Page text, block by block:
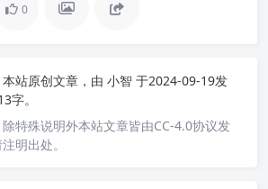
0
本站原创文章，由 小智 于2024-09-19发
字。
除特殊说明外本站文章皆由CC-4.0协议发
明出处。